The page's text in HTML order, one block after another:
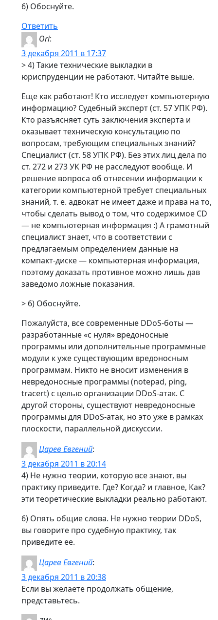
6) Обоснуйте.
Ответить
Ori:
3 декабря 2011 в 17:37
> 4) Такие технические выкладки в
юриспруденции не работают. Читайте выше.
Еще как работают! Кто исследует компьютерную
информацию? Судебный эксперт (ст. 57 УПК РФ).
Кто разъясняет суть заключения эксперта и
оказывает техническую консультацию по
вопросам, требующим специальных знаний?
Специалист (ст. 58 УПК РФ). Без этих лиц дела по
ст. 272 и 273 УК РФ не расследуют вообще. И
решение вопроса об отнесении информации к
категории компьютерной требует специальных
знаний, т. е. адвокат не имеет даже и права на то,
чтобы сделать вывод о том, что содержимое CD
— не компьютерная информация :) А грамотный
специалист знает, что в соответствии с
предлагаемым определением данные на
компакт-диске — компьютерная информация,
поэтому доказать противное можно лишь дав
заведомо ложные показания.
> 6) Обоснуйте.
Пожалуйста, все современные DDoS-боты —
разработанные «с нуля» вредоносные
программы или дополнительные программные
модули к уже существующим вредоносным
программам. Никто не вносит изменения в
невредоносные программы (notepad, ping,
tracert) с целью организации DDoS-атак. С
другой стороны, существуют невредоносные
программы для DDoS-атак, но это уже в рамках
плоскости, параллельной дискуссии.
Царев Евгений:
3 декабря 2011 в 20:14
4) Не нужно теории, которую все знают, вы
практику приведите. Где? Когда? и главное, Как?
эти теоретические выкладки реально работают.
6) Опять общие слова. Не нужно теории DDoS,
вы говорите про судебную практику, так
приведите ее.
Царев Евгений:
3 декабря 2011 в 20:38
Если вы желаете продолжать общение,
представьтесь.